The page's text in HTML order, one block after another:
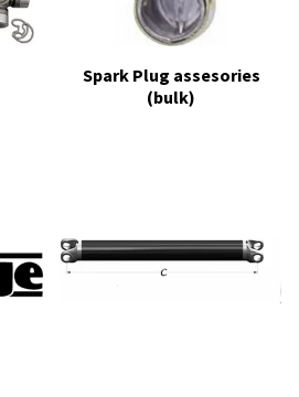
Spark Plug assesories
(bulk)